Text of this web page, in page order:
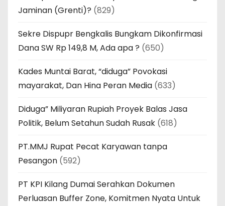
Jaminan (Grenti)? (829)
Sekre Dispupr Bengkalis Bungkam Dikonfirmasi
Dana SW Rp 149,8 M, Ada apa ? (650)
Kades Muntai Barat, “diduga” Povokasi
mayarakat, Dan Hina Peran Media (633)
Diduga” Miliyaran Rupiah Proyek Balas Jasa
Politik, Belum Setahun Sudah Rusak (618)
PT.MMJ Rupat Pecat Karyawan tanpa
Pesangon (592)
PT KPI Kilang Dumai Serahkan Dokumen
Perluasan Buffer Zone, Komitmen Nyata Untuk